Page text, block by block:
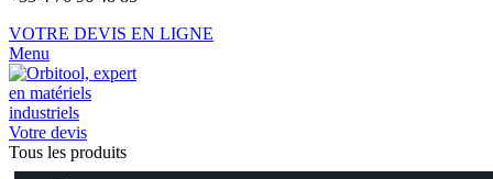
VOTRE DEVIS EN LIGNE
Menu
Votre devis
Tous les produits